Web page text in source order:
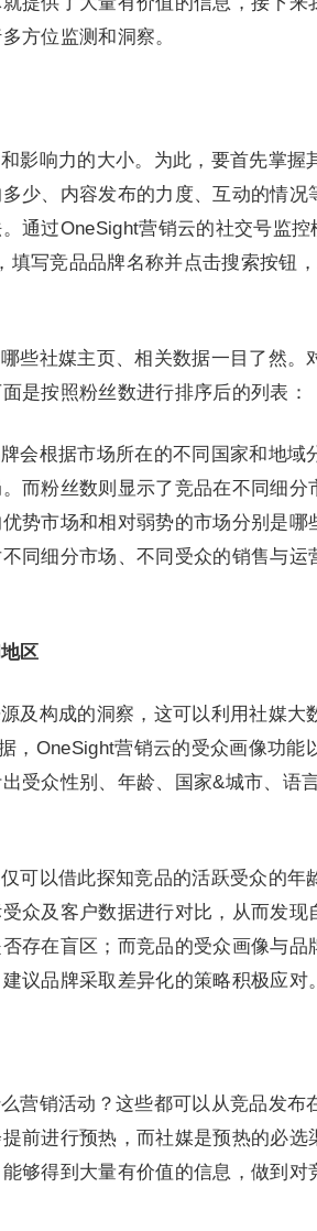
方位监测和洞察。
影响力的大小。为此，要首先掌握
少、内容发布的力度、互动的情况
通过OneSight营销云的社交号监控
填写竞品品牌名称并点击搜索按钮
些社媒主页、相关数据一目了然。
是按照粉丝数进行排序后的列表：
会根据市场所在的不同国家和地域
而粉丝数则显示了竞品在不同细分
势市场和相对弱势的市场分别是哪
同细分市场、不同受众的销售与运
区
及构成的洞察，这可以利用社媒大
，OneSight营销云的受众画像功能
受众性别、年龄、国家&城市、语
可以借此探知竞品的活跃受众的年
众及客户数据进行对比，从而发现
存在盲区；而竞品的受众画像与品
议品牌采取差异化的策略积极应对。
营销活动？这些都可以从竞品发布
前进行预热，而社媒是预热的必选
够得到大量有价值的信息，做到对